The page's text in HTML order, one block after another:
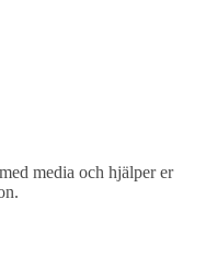
media och hjälper er